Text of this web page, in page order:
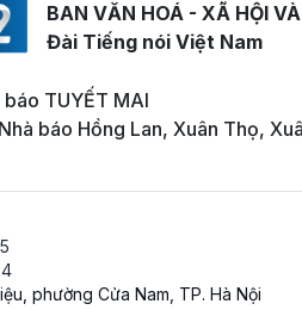
BAN VĂN HOÁ - XÃ HỘI
Đài Tiếng nói Việt Nam
TUYẾT MAI
báo Hồng Lan, Xuân Thọ,
phường Cửa Nam, TP. Hà Nội